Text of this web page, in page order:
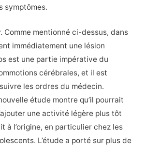
symptômes.
. Comme mentionné ci-dessus, dans
immédiatement une lésion
est une partie impérative du
cérébrales, et il est
les ordres du médecin.
étude montre qu’il pourrait
une activité légère plus tôt
à l’origine, en particulier chez les
L’étude a porté sur plus de